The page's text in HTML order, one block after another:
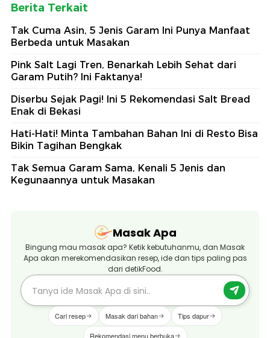
Berita Terkait
Tak Cuma Asin, 5 Jenis Garam Ini Punya Manfaat
Berbeda untuk Masakan
Pink Salt Lagi Tren, Benarkah Lebih Sehat dari
Garam Putih? Ini Faktanya!
Diserbu Sejak Pagi! Ini 5 Rekomendasi Salt Bread
Enak di Bekasi
Hati-Hati! Minta Tambahan Bahan Ini di Resto Bisa
Bikin Tagihan Bengkak
Tak Semua Garam Sama, Kenali 5 Jenis dan
Kegunaannya untuk Masakan
Masak Apa
Bingung mau masak apa? Ketik kebutuhanmu, dan Masak
Apa akan merekomendasikan resep, ide dan tips paling pas
dari detikFood.
Cari resep Masak dari bahan Tips dapur
Rekomendasi menu berbuka